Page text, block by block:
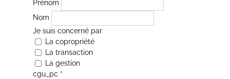
Prénom
Nom
Je suis concerné par
La copropriété
La transaction
La gestion
cgu_pc *